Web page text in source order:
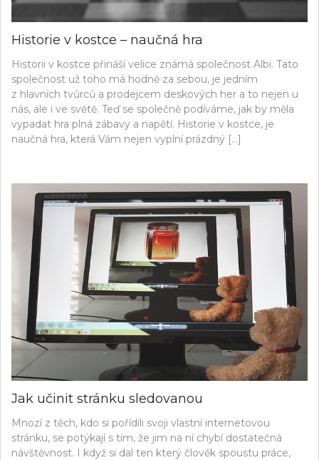
Historie v kostce – naučná hra
Historii v kostce přináší velice známá společnost Albi. Tato
společnost už toho má hodně za sebou, je jedním
z hlavních tvůrců a prodejcem deskových her a to nejen u
nás, ale i ve světě. Teď se společně podíváme, jak by měla
vypadat hra plná zábavy a napětí. Historie v kostce, je
naučná hra, která Vám nejen vyplní prázdný […]
Jak učinit stránku sledovanou
Mnozí z těch, kdo si pořídili svoji vlastní internetovou
stránku, se potýkají s tím, že jim na ní chybí dostatečná
návštěvnost. I když si dal ten který člověk spoustu práce,